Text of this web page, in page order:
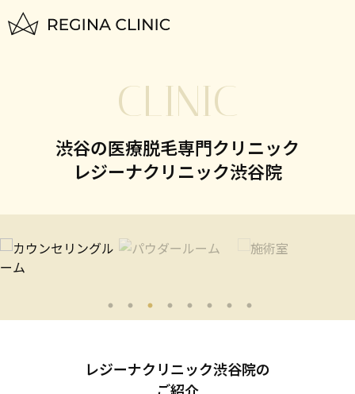
はじめての方へ
FOR BEGINNERS
PLAN
いびき治療
クリニック一覧
CLINIC
渋谷の医療脱毛専門クリニック
レジーナクリニック渋谷院
レジーナクリニック渋谷院の